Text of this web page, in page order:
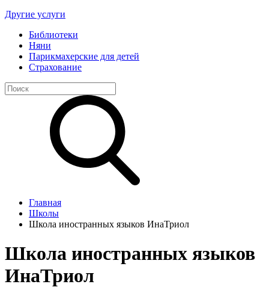
Другие услуги
Библиотеки
Няни
Парикмахерские для детей
Страхование
Главная
Школы
Школа иностранных языков ИнаТриол
Школа иностранных языков
ИнаТриол